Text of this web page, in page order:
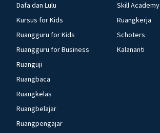
Dafa dan Lulu
Kursus for Kids
Ruangguru for Kids
Ruangguru for Business
Ruanguji
Ruangbaca
Ruangkelas
Ruangbelajar
Ruangpengajar
Skill Academy
Ruangkerja
Schoters
Kalananti